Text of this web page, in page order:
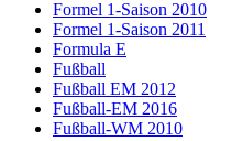
Formel 1-Saison 2010
Formel 1-Saison 2011
Formula E
Fußball
Fußball EM 2012
Fußball-EM 2016
Fußball-WM 2010